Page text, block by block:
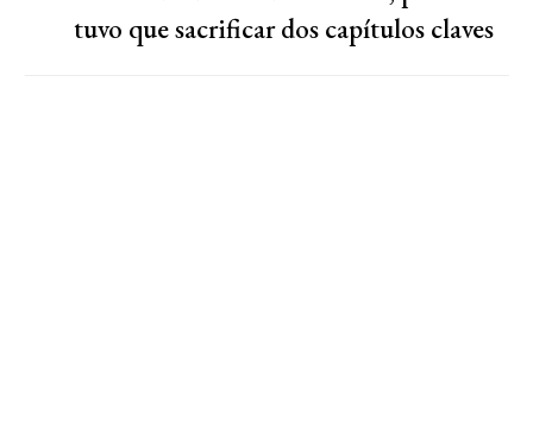
tuvo que sacrificar dos capítulos claves